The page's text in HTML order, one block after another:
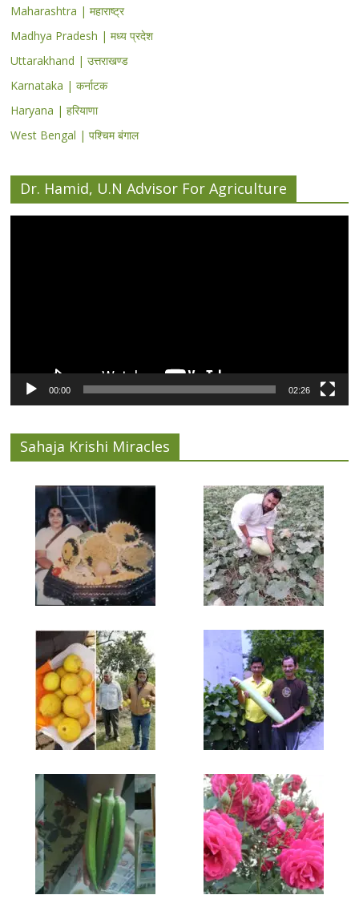
Maharashtra | महाराष्ट्र
Madhya Pradesh | मध्य प्रदेश
Uttarakhand | उत्तराखण्ड
Karnataka | कर्नाटक
Haryana | हरियाणा
West Bengal | पश्चिम बंगाल
Dr. Hamid, U.N Advisor For Agriculture
00:00 02:26
Sahaja Krishi Miracles